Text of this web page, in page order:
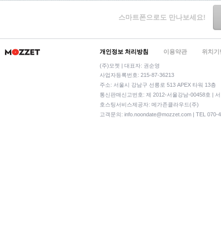
스마트폰으로도 만나보세요!
개인정보 처리방침 이용약관 위치
(주)모젯 | 대표자: 권순영
사업자등록번호: 215-87-36213
주소: 서울시 강남구 선릉로 513 APEX 타워 13층
통신판매신고번호: 제 2012-서울강남-00458호 |
호스팅서비스제공자: 메가존클라우드(주)
고객문의: info.noondate@mozzet.com | TEL 070-